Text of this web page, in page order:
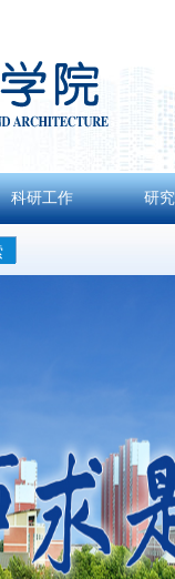
科研工作 研